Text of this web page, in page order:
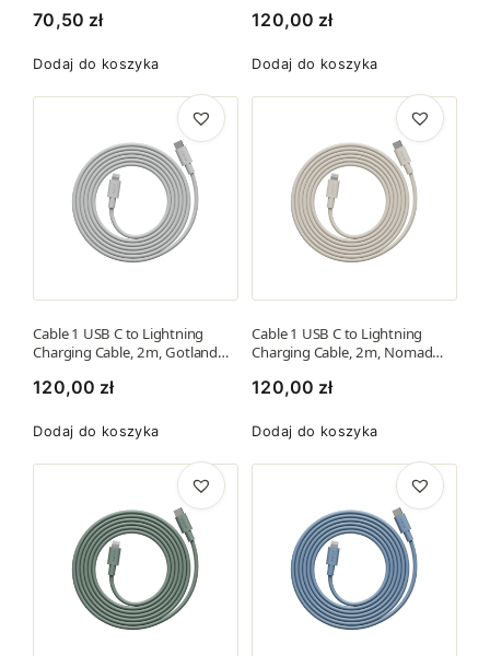
70,50 zł
Dodaj do koszyka
120,00 zł
Dodaj do koszyka
Cable 1 USB C to Lightning
Charging Cable, 2m, Gotland…
120,00 zł
Dodaj do koszyka
Cable 1 USB C to Lightning
Charging Cable, 2m, Nomad…
120,00 zł
Dodaj do koszyka